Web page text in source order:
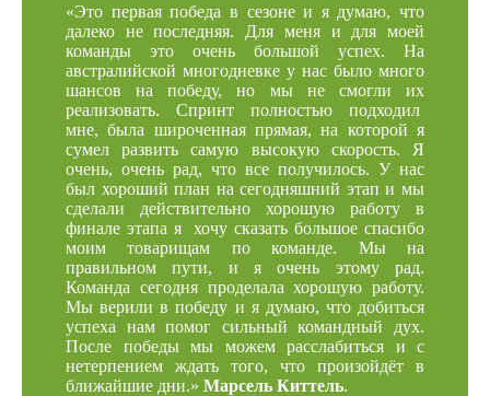
«Это первая победа в сезоне и я думаю, что
далеко не последняя. Для меня и для моей
команды это очень большой успех. На
австралийской многодневке у нас было много
шансов на победу, но мы не смогли их
реализовать. Спринт полностью подходил
мне, была широченная прямая, на которой я
сумел развить самую высокую скорость. Я
очень, очень рад, что все получилось. У нас
был хороший план на сегодняшний этап и мы
сделали действительно хорошую работу в
финале этапа я хочу сказать большое спасибо
моим товарищам по команде. Мы на
правильном пути, и я очень этому рад.
Команда сегодня проделала хорошую работу.
Мы верили в победу и я думаю, что добиться
успеха нам помог сильный командный дух.
После победы мы можем расслабиться и с
нетерпением ждать того, что произойдёт в
ближайшие дни.» Марсель Киттель.